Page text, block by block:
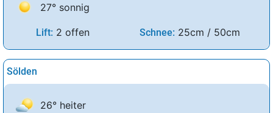
27° sonnig
Lift: 2 offen Schnee: 25cm / 50cm
Sölden
26° heiter